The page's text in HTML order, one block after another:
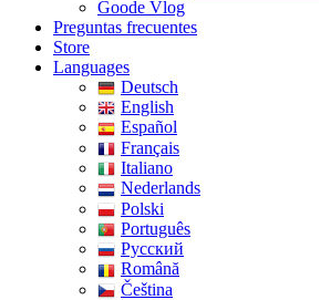
Goode Vlog
Preguntas frecuentes
Store
Languages
Deutsch
English
Español
Français
Italiano
Nederlands
Polski
Português
Pусский
Română
Čeština